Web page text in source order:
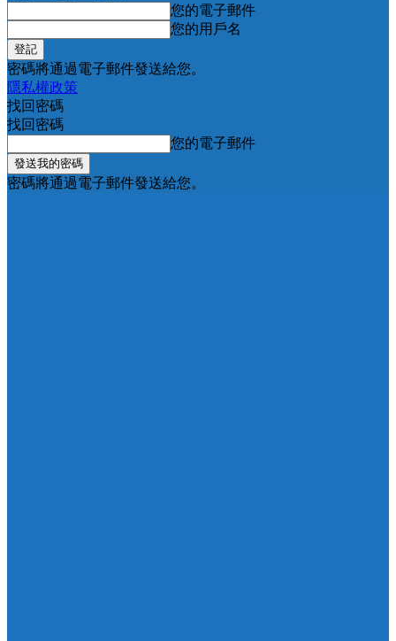
您的電子郵件
您的用戶名
密碼將通過電子郵件發送給您。
隱私權政策
找回密碼
找回密碼
您的電子郵件
密碼將通過電子郵件發送給您。